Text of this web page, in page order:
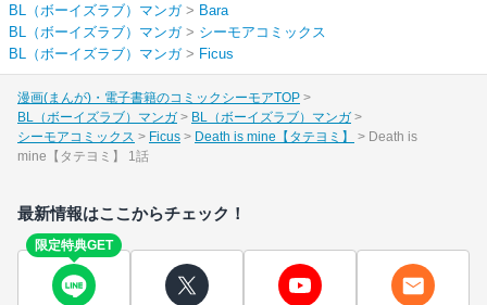
BL（ボーイズラブ）マンガ> Bara
BL（ボーイズラブ）マンガ> シーモアコミックス
BL（ボーイズラブ）マンガ> Ficus
漫画(まんが)・電子書籍のコミックシーモアTOP
BL（ボーイズラブ）マンガ
BL（ボーイズラブ）マンガ
シーモアコミックス
Ficus Death is mine【タテヨミ】
Death is
mine【タテヨミ】 1話
最新情報はここからチェック！
限定特典GET